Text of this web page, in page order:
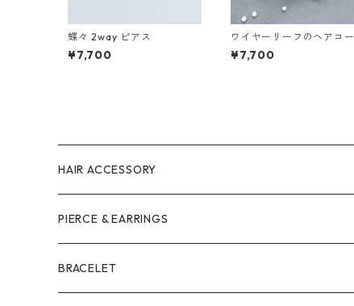
蝶々 2way ピアス
¥7,700
ワイヤーリーフのヘアコー
ム
¥7,700
HAIR ACCESSORY
PIERCE & EARRINGS
BRACELET